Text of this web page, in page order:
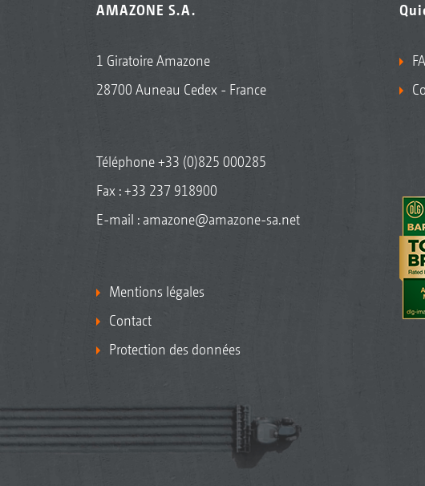
AMAZONE S.A.
1 Giratoire Amazone
28700 Auneau Cedex - France
Téléphone+33 (0)825 000285
Fax : +33 237 918900
E-mail : amazone@amazone-sa.net
Mentions légales
Contact
Protection des données